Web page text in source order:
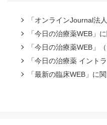
「オンラインJournal法
「今日の治療薬WEB」
「今日の治療薬WEB」
「今日の治療薬 イント
「最新の臨床WEB」に